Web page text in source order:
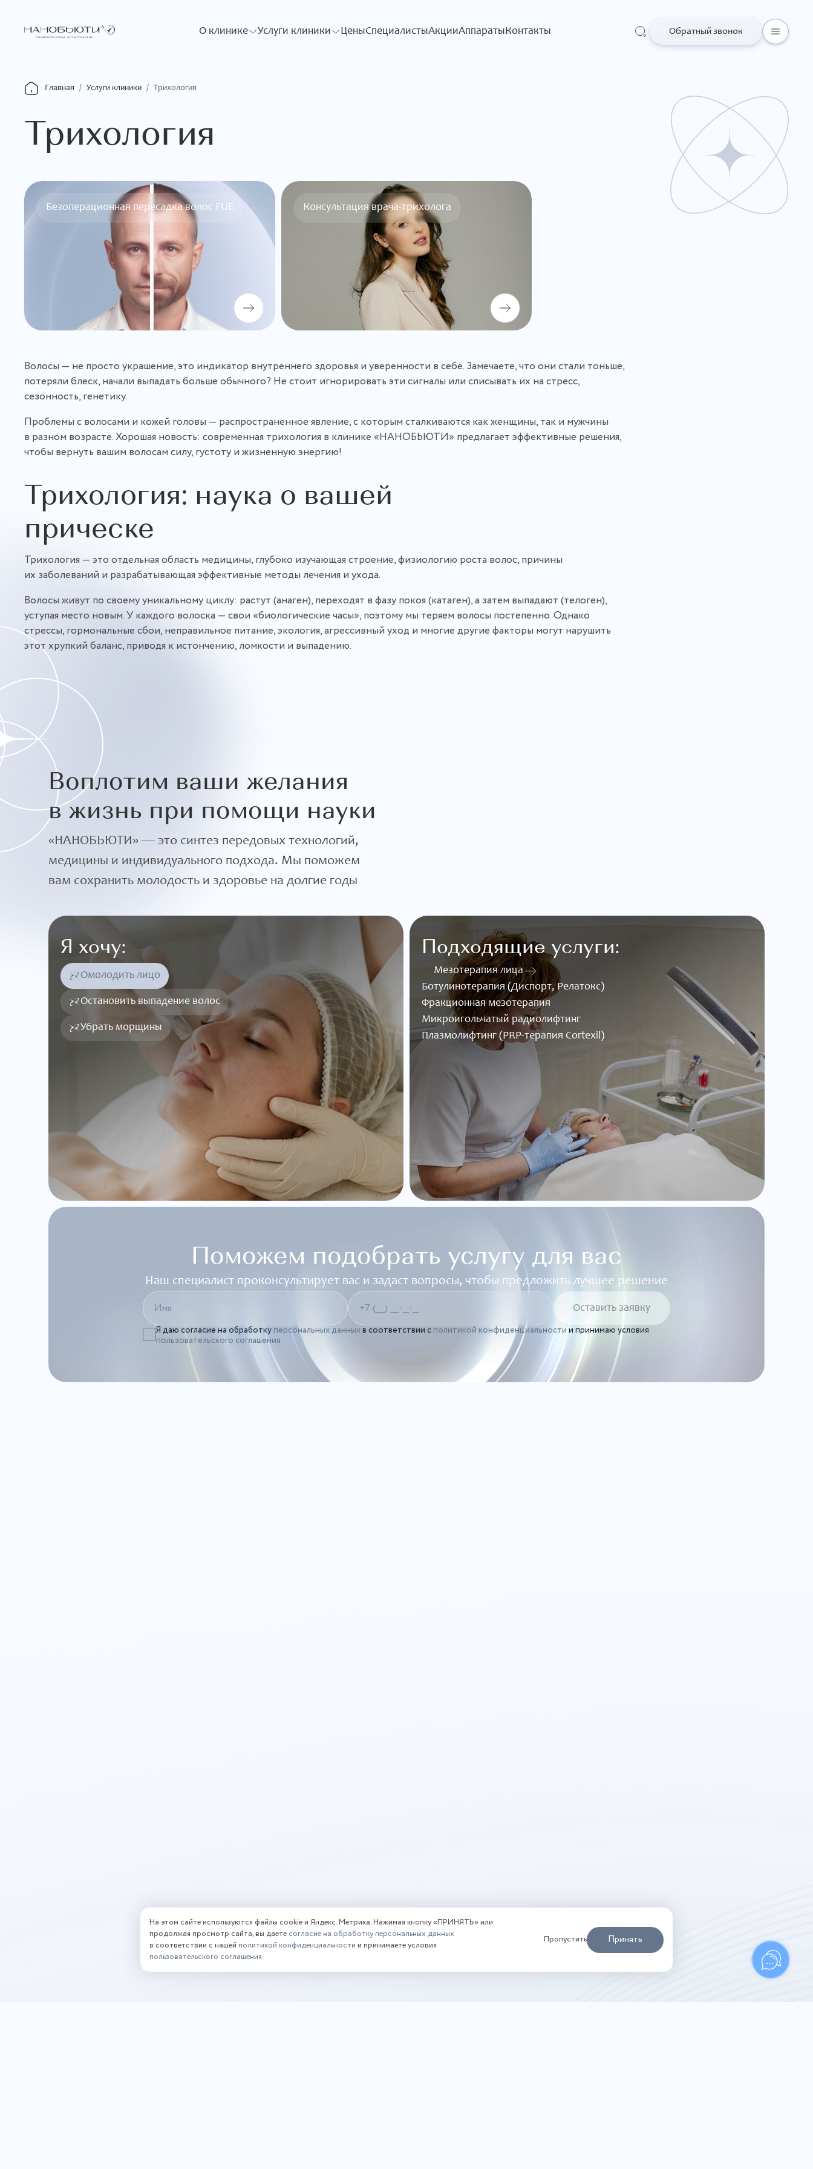
О клинике Услуги клиники ЦеныСпециалистыАкцииАппараты Контакты Обратный звонок
Главная / Услуги клиники / Трихология
Трихология
Безоперационная пересадка волос FUE Консультация врача-трихолога
Волосы — не просто украшение, это индикатор внутреннего здоровья и уверенности в себе. Замечаете, что они стали тоньше,
потеряли блеск, начали выпадать больше обычного? Не стоит игнорировать эти сигналы или списывать их на стресс,
сезонность, генетику.
Проблемы с волосами и кожей головы — распространенное явление, с которым сталкиваются как женщины, так и мужчины
в разном возрасте. Хорошая новость: современная трихология в клинике «НАНОБЬЮТИ» предлагает эффективные решения,
чтобы вернуть вашим волосам силу, густоту и жизненную энергию!
Трихология: наука о вашей
прическе
Трихология — это отдельная область медицины, глубоко изучающая строение, физиологию роста волос, причины
их заболеваний и разрабатывающая эффективные методы лечения и ухода.
Волосы живут по своему уникальному циклу: растут (анаген), переходят в фазу покоя (катаген), а затем выпадают (телоген),
уступая место новым. У каждого волоска — свои «биологические часы», поэтому мы теряем волосы постепенно. Однако
стрессы, гормональные сбои, неправильное питание, экология, агрессивный уход и многие другие факторы могут нарушить
этот хрупкий баланс, приводя к истончению, ломкости и выпадению.
Воплотим ваши желания
в жизнь при помощи науки
«НАНОБЬЮТИ» — это синтез передовых технологий,
медицины и индивидуального подхода. Мы поможем
вам сохранить молодость и здоровье на долгие годы
Я хочу:
Омолодить лицо
Остановить выпадение волос
Убрать морщины
Подходящие услуги:
Мезотерапия лица
Ботулинотерапия (Диспорт, Релатокс)
Фракционная мезотерапия
Микроигольчатый радиолифтинг
Плазмолифтинг (PRP-терапия Cortexil)
Поможем подобрать услугу для вас
Наш специалист проконсультирует вас и задаст вопросы, чтобы предложить лучшее решение
Я даю согласие на обработку персональных данныхв соответствии с политикой конфиденциальностии принимаю условия
пользовательского соглашения
На этом сайте используются файлы cookie и Яндекс. Метрика. Нажимая кнопку «ПРИНЯТЬ» или
продолжая просмотр сайта, вы даете согласие на обработку персональных данных
в соответствии с нашей политикой конфиденциальности и принимаете условия
пользовательского соглашения
Пропустить Принять